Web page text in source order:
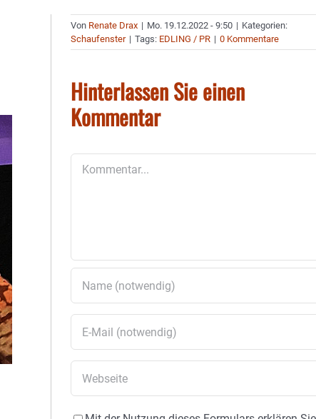
Von Renate Drax | Mo. 19.12.2022 - 9:50 | Kategorien:
Schaufenster | Tags: EDLING / PR | 0 Kommentare
Hinterlassen Sie einen
Kommentar